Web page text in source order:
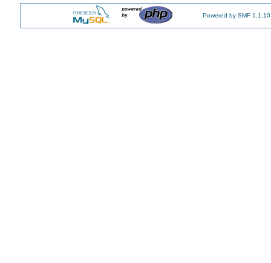
Powered by SMF 1.1.10